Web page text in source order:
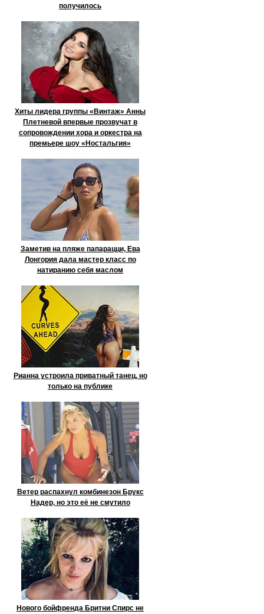
получилось
Хиты лидера группы «Винтаж» Анны
Плетневой впервые прозвучат в
сопровождении хора и оркестра на
премьере шоу «Ностальгия»
Заметив на пляже папарацци, Ева
Лонгория дала мастер класс по
натиранию себя маслом
Рианна устроила приватный танец, но
только на публике
Ветер распахнул комбинезон Брукс
Надер, но это её не смутило
Нового бойфренда Бритни Спирс не